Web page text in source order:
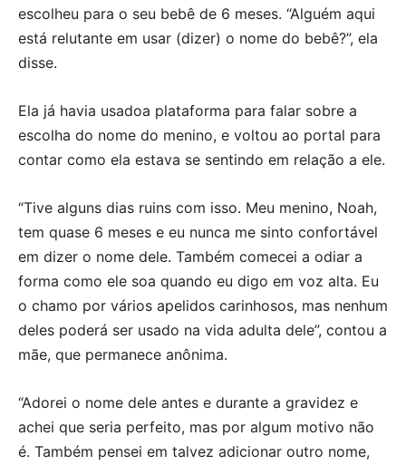
escolheu para o seu bebê de 6 meses. “Alguém aqui
está relutante em usar (dizer) o nome do bebê?”, ela
disse.
Ela já havia usadoa plataforma para falar sobre a
escolha do nome do menino, e voltou ao portal para
contar como ela estava se sentindo em relação a ele.
“Tive alguns dias ruins com isso. Meu menino, Noah,
tem quase 6 meses e eu nunca me sinto confortável
em dizer o nome dele. Também comecei a odiar a
forma como ele soa quando eu digo em voz alta. Eu
o chamo por vários apelidos carinhosos, mas nenhum
deles poderá ser usado na vida adulta dele”, contou a
mãe, que permanece anônima.
“Adorei o nome dele antes e durante a gravidez e
achei que seria perfeito, mas por algum motivo não
é. Também pensei em talvez adicionar outro nome,